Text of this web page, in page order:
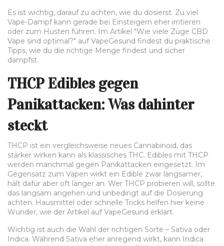
Es ist wichtig, darauf zu achten, wie du dosierst. Zu viel
Vape-Dampf kann gerade bei Einsteigern eher irritieren
oder zum Husten führen. Im Artikel "Wie viele Züge CBD
Vape sind optimal?" auf VapeGesund findest du praktische
Tipps, wie du die richtige Menge findest und sicher
dampfst.
THCP Edibles gegen
Panikattacken: Was dahinter
steckt
THCP ist ein vergleichsweise neues Cannabinoid, das
stärker wirken kann als klassisches THC. Edibles mit THCP
werden manchmal gegen Panikattacken eingesetzt. Im
Gegensatz zum Vapen wirkt ein Edible zwar langsamer,
hält dafür aber oft länger an. Wer THCP probieren will, sollte
das langsam angehen und unbedingt auf die Dosierung
achten. Hausmittel oder schnelle Tricks helfen hier keine
Wunder, wie der Artikel auf VapeGesund erklärt.
Wichtig ist auch die Wahl der richtigen Sorte – Sativa oder
Indica. Während Sativa eher anregend wirkt, kann Indica